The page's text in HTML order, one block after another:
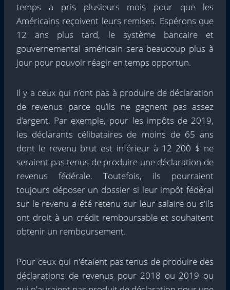
temps a pris plusieurs mois pour que les
Américains reçoivent leurs remises. Espérons que
12 ans plus tard, le système bancaire et
gouvernemental américain sera beaucoup plus à
jour pour pouvoir réagir en temps opportun.
Il y a ceux qui n’ont pas à produire de déclaration
de revenus parce qu’ils ne gagnent pas assez
d’argent. Par exemple, pour les impôts de 2019,
les déclarants célibataires de moins de 65 ans
dont le revenu brut est inférieur à 12 200 $ ne
seraient pas tenus de produire une déclaration de
revenus fédérale. Toutefois, ils pourraient
toujours déposer un dossier si leur impôt fédéral
sur le revenu a été retenu sur leur salaire ou s'ils
ont droit à un crédit remboursable et souhaitent
obtenir un remboursement.
Pour ceux qui n'étaient pas tenus de produire des
déclarations de revenus pour 2018 ou 2019 ou